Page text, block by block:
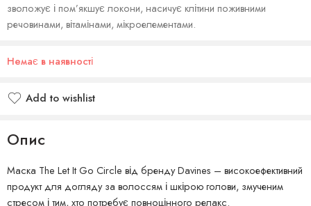
зволожує і пом’якшує локони, насичує клітини поживними
речовинами, вітамінами, мікроелементами.
Немає в наявності
Add to wishlist
Опис
Маска The Let It Go Circle від бренду Davines – високоефективний
продукт для догляду за волоссям і шкірою голови, змученим
стресом і тим, хто потребує повноцінного релакс.